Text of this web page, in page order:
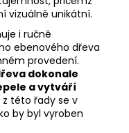
vizuálně unikátní.
i ručně
ebenového dřeva
provedení.
dokonale
a vytváří
z této řady se v
by byl vyroben